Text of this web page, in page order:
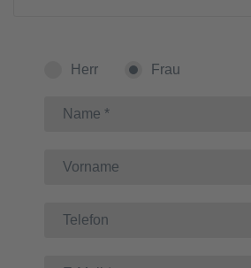
Herr Frau